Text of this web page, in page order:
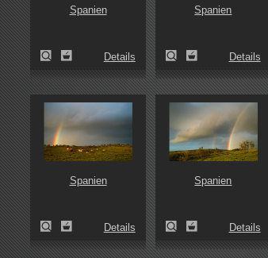
Spanien
Details
Spanien
Details
Spanien
Details
Spanien
Details